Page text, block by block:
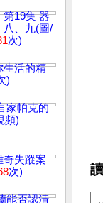
第19集 器
八、九(圖/
次)
生活的精
)
家帕克的
頻)
奇失蹤案
次)
能否認清